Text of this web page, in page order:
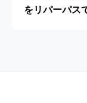
をリパーパス